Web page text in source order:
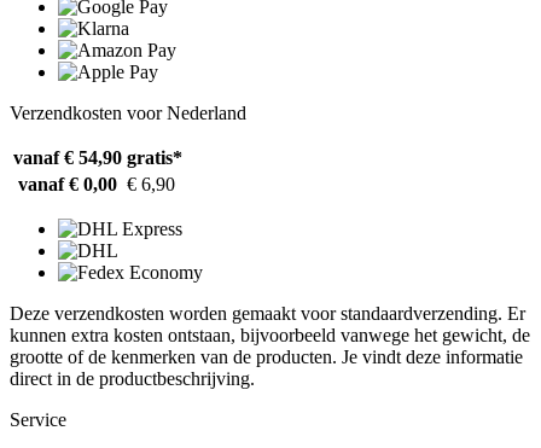
Verzendkosten voor Nederland
vanaf € 54,90 gratis*
vanaf € 0,00 € 6,90
Deze verzendkosten worden gemaakt voor standaardverzending. Er
kunnen extra kosten ontstaan, bijvoorbeeld vanwege het gewicht, de
grootte of de kenmerken van de producten. Je vindt deze informatie
direct in de productbeschrijving.
Service